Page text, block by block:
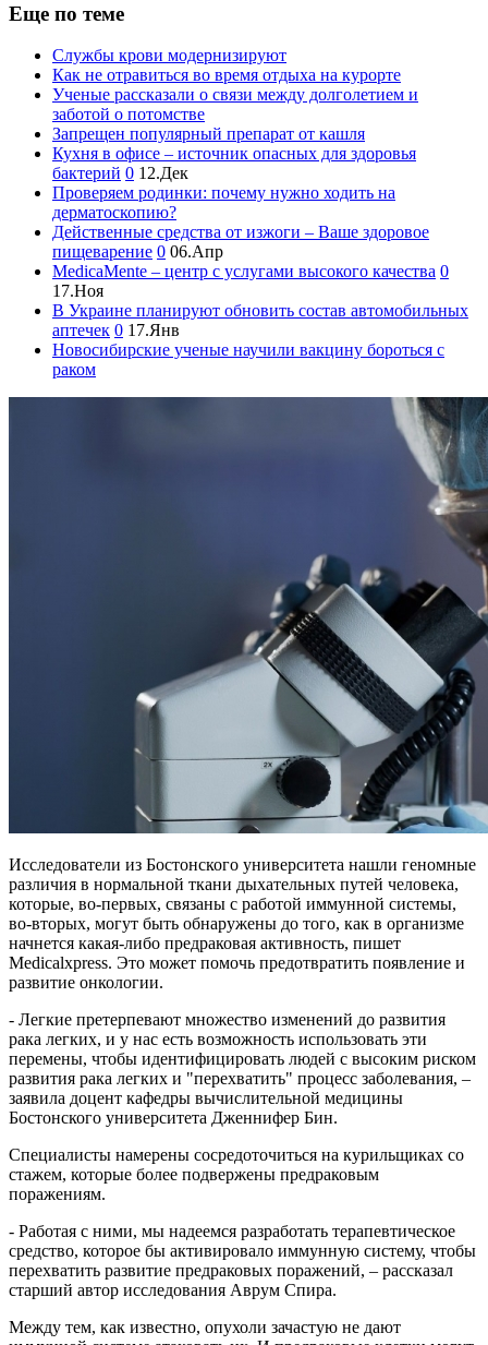
Еще по теме
Службы крови модернизируют
Как не отравиться во время отдыха на курорте
Ученые рассказали о связи между долголетием и
заботой о потомстве
Запрещен популярный препарат от кашля
Кухня в офисе – источник опасных для здоровья
бактерий 0 12.Дек
Проверяем родинки: почему нужно ходить на
дерматоскопию?
Действенные средства от изжоги – Ваше здоровое
пищеварение 0 06.Апр
MedicaMente – центр с услугами высокого качества 0
17.Ноя
В Украине планируют обновить состав автомобильных
аптечек 0 17.Янв
Новосибирские ученые научили вакцину бороться с
раком
Исследователи из Бостонского университета нашли геномные
различия в нормальной ткани дыхательных путей человека,
которые, во-первых, связаны с работой иммунной системы,
во-вторых, могут быть обнаружены до того, как в организме
начнется какая-либо предраковая активность, пишет
Medicalxpress. Это может помочь предотвратить появление и
развитие онкологии.
- Легкие претерпевают множество изменений до развития
рака легких, и у нас есть возможность использовать эти
перемены, чтобы идентифицировать людей с высоким риском
развития рака легких и "перехватить" процесс заболевания, –
заявила доцент кафедры вычислительной медицины
Бостонского университета Дженнифер Бин.
Специалисты намерены сосредоточиться на курильщиках со
стажем, которые более подвержены предраковым
поражениям.
- Работая с ними, мы надеемся разработать терапевтическое
средство, которое бы активировало иммунную систему, чтобы
перехватить развитие предраковых поражений, – рассказал
старший автор исследования Аврум Спира.
Между тем, как известно, опухоли зачастую не дают